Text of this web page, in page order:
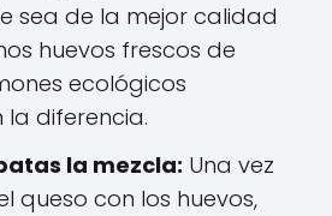
sea de la mejor calidad
huevos frescos de
ecológicos
diferencia.
la mezcla: Una vez
queso con los huevos,